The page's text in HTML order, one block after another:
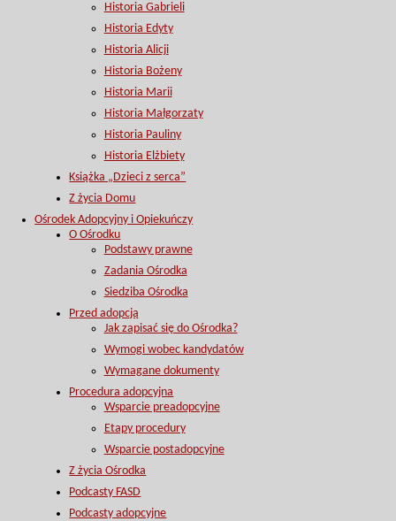
Historia Gabrieli
Historia Edyty
Historia Alicji
Historia Bożeny
Historia Marii
Historia Małgorzaty
Historia Pauliny
Historia Elżbiety
Książka „Dzieci z serca”
Z życia Domu
Ośrodek Adopcyjny i Opiekuńczy
O Ośrodku
Podstawy prawne
Zadania Ośrodka
Siedziba Ośrodka
Przed adopcją
Jak zapisać się do Ośrodka?
Wymogi wobec kandydatów
Wymagane dokumenty
Procedura adopcyjna
Wsparcie preadopcyjne
Etapy procedury
Wsparcie postadopcyjne
Z życia Ośrodka
Podcasty FASD
Podcasty adopcyjne